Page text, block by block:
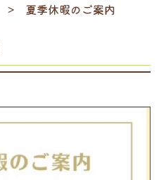
夏季休暇のご案内